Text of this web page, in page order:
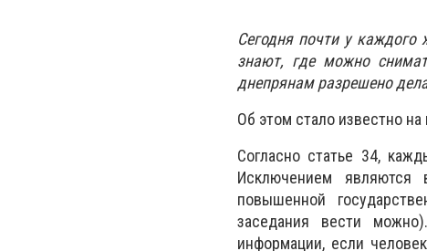
Сегодня почти у
знают, где можно
днепрянам разрешено
Об этом стало известно
Согласно статье 34,
Исключением
повышенной
заседания вести
информации, если